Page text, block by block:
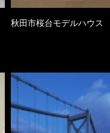
秋田市桜台モデルハウス